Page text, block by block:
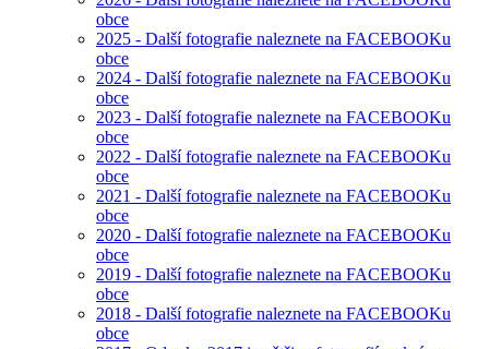
obce
2025 - Další fotografie naleznete na FACEBOOKu
obce
2024 - Další fotografie naleznete na FACEBOOKu
obce
2023 - Další fotografie naleznete na FACEBOOKu
obce
2022 - Další fotografie naleznete na FACEBOOKu
obce
2021 - Další fotografie naleznete na FACEBOOKu
obce
2020 - Další fotografie naleznete na FACEBOOKu
obce
2019 - Další fotografie naleznete na FACEBOOKu
obce
2018 - Další fotografie naleznete na FACEBOOKu
obce